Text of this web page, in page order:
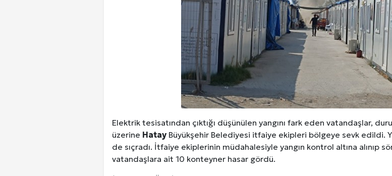
Elektrik tesisatından çıktığı düşünülen yangını fark eden vatandaşlar,
üzerine HatayBüyükşehir Belediyesi itfaiye ekipleri bölgeye sevk edildi.
de sıçradı. İtfaiye ekiplerinin müdahalesiyle yangın kontrol altına alınıp
vatandaşlara ait 10 konteyner hasar gördü.